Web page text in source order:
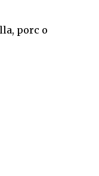
porc o